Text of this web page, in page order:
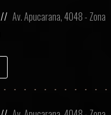
// Av. Apucarana, 4048 - Zona